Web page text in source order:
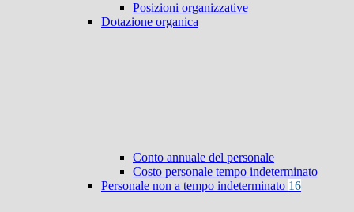
Posizioni organizzative
Dotazione organica
Conto annuale del personale
Costo personale tempo indeterminato
Personale non a tempo indeterminato 16